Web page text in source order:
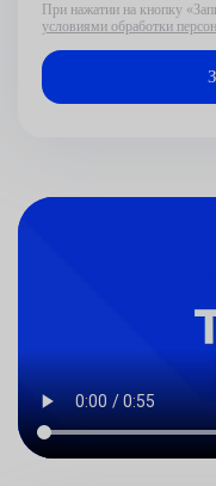
При нажатии на кнопку
условиями обработки